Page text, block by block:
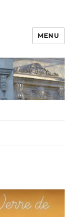
MENU